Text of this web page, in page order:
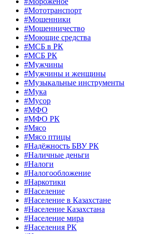
#Мототранспорт
#Мошенники
#Мошенничество
#Моющие средства
#МСБ в РК
#МСБ РК
#Мужчины
#Мужчины и женщины
#Музыкальные инструменты
#Мука
#Мусор
#МФО
#МФО РК
#Мясо
#Мясо птицы
#Надёжность БВУ РК
#Наличные деньги
#Налоги
#Налогообложение
#Наркотики
#Население
#Население в Казахстане
#Население Казахстана
#Население мира
#Населения РК